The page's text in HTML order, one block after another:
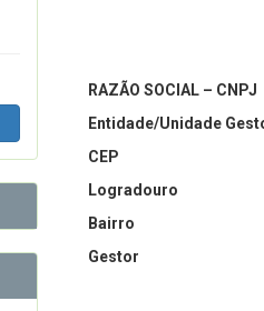
RAZÃO SOCIAL – CNPJ
Entidade/Unidade
CEP
Logradouro
Bairro
Gestor